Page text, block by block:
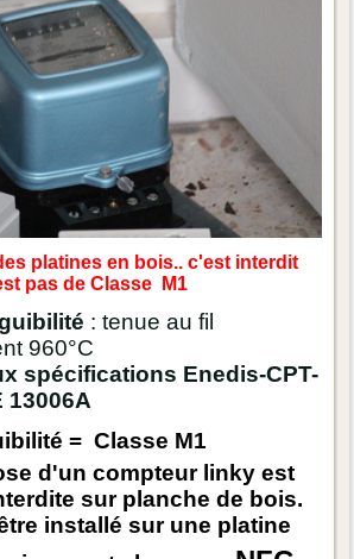
platines en bois.. c'est interdit
pas de Classe M1
: tenue au fil
960°C
spécifications Enedis-CPT-
13006A
= Classe M1
d'un compteur linky est
sur planche de bois.
installé sur une platine